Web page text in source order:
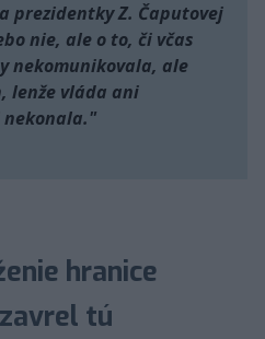
prezidentky Z. Čaputovej
nie, ale o to, či včas
nekomunikovala, ale
lenže vláda ani
hranice
tú